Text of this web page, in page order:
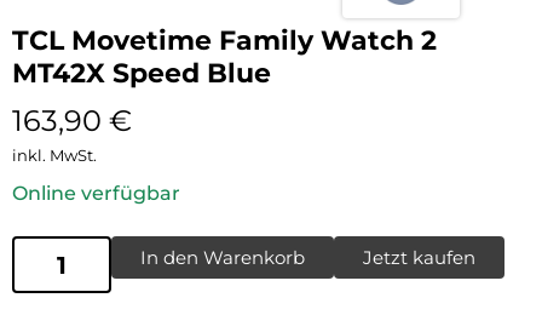
TCL Movetime Family Watch 2
MT42X Speed Blue
163,90 €
inkl. MwSt.
Online verfügbar
In den Warenkorb Jetzt kaufen